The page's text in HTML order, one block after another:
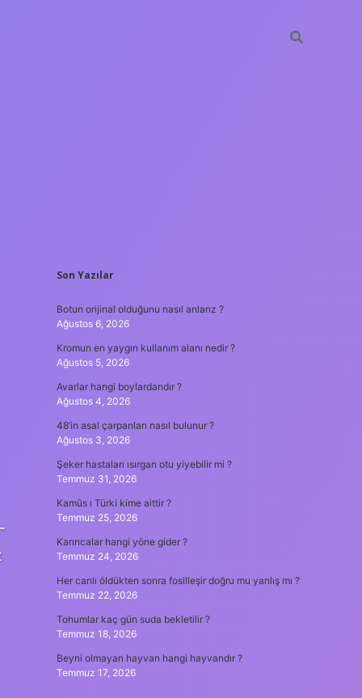
SIDEBAR
Son Yazılar
Botun orijinal olduğunu nasıl anlarız ?
Ağustos 6, 2026
Kromun en yaygın kullanım alanı nedir ?
Ağustos 5, 2026
Avarlar hangi boylardandır ?
Ağustos 4, 2026
48’in asal çarpanları nasıl bulunur ?
Ağustos 3, 2026
Şeker hastaları ısırgan otu yiyebilir mi ?
Temmuz 31, 2026
Kamûs ı Türki kime aittir ?
Temmuz 25, 2026
Karıncalar hangi yöne gider ?
Temmuz 24, 2026
Her canlı öldükten sonra fosilleşir doğru mu yanlış mı ?
Temmuz 22, 2026
Tohumlar kaç gün suda bekletilir ?
Temmuz 18, 2026
Beyni olmayan hayvan hangi hayvandır ?
Temmuz 17, 2026